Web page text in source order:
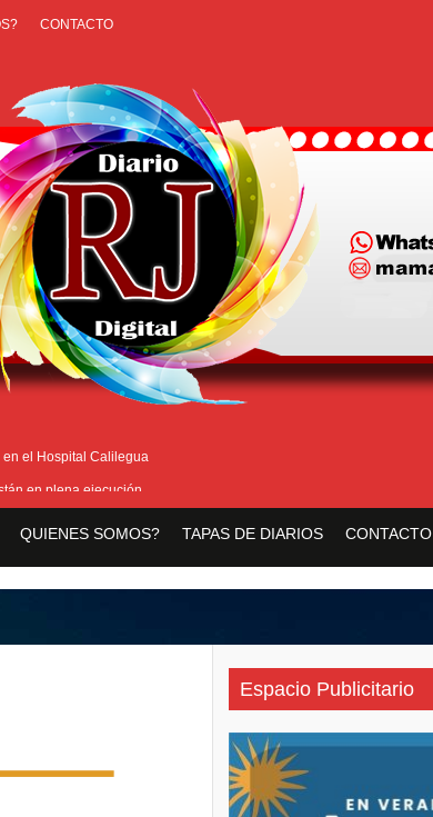
CONTACTO
el Hospital Calilegua
en plena ejecución
Salud para personas con discapacidad
las vacaciones de invierno
QUIENES SOMOS? TAPAS DE DIARIOS CONTACTO
Espacio Publicitario